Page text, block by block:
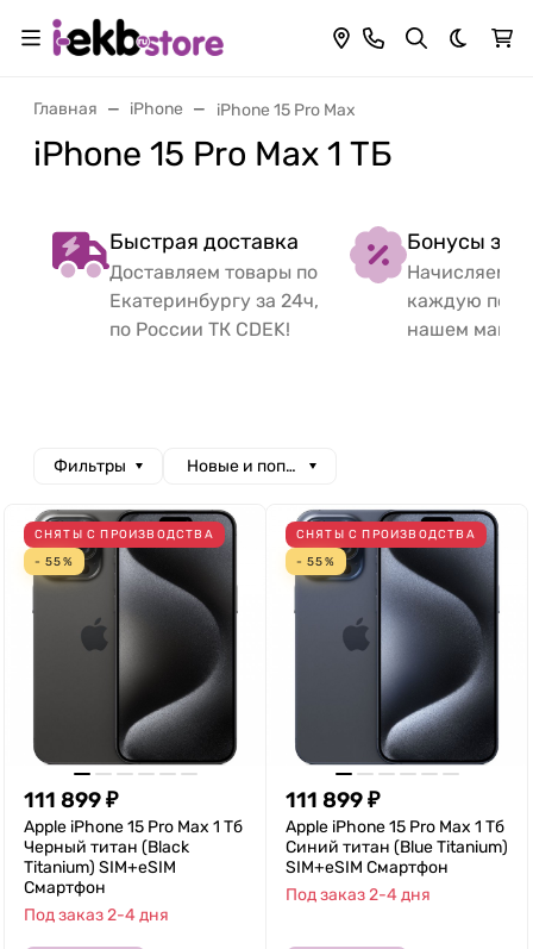
Темная
Главная iPhone iPhone 15 Pro Max
iPhone 15 Pro Max 1 ТБ
Быстрая доставка
Доставляем товары по
Екатеринбургу за 24ч,
по России ТК CDEK!
Бонусы за
Начисляем
каждую
нашем
Фильтры Новые и популярные
СНЯТЫ С ПРОИЗВОДСТВА
- 55%
111 899₽
Apple iPhone 15 Pro Max 1 Тб
Черный титан (Black
Titanium) SIM+eSIM
Смартфон
Под заказ 2-4 дня
СНЯТЫ С ПРОИЗВОДСТВА
- 55%
111 899₽
Apple iPhone 15 Pro Max 1 Тб
Синий титан (Blue Titanium)
SIM+eSIM Смартфон
Под заказ 2-4 дня